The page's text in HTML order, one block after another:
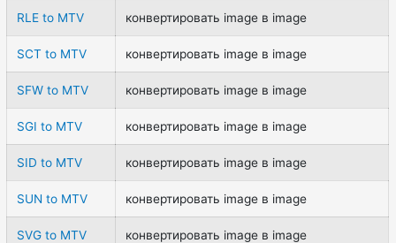
RLE to MTV конвертировать image в image
SCT to MTV конвертировать image в image
SFW to MTV конвертировать image в image
SGI to MTV конвертировать image в image
SID to MTV конвертировать image в image
SUN to MTV конвертировать image в image
SVG to MTV конвертировать image в image